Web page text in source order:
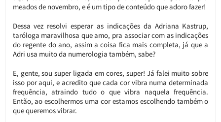
meados de novembro, e é um tipo de conteúdo que adoro fazer!
Dessa vez resolvi esperar as indicações da Adriana Kastrup,
taróloga maravilhosa que amo, pra associar com as indicações
do regente do ano, assim a coisa fica mais completa, já que a
Adri usa muito da numerologia também, sabe?
E, gente, sou super ligada em cores, super! Já falei muito sobre
isso por aqui, e acredito que cada cor vibra numa determinada
frequência, atraindo tudo o que vibra naquela frequência.
Então, ao escolhermos uma cor estamos escolhendo também o
que queremos vibrar.